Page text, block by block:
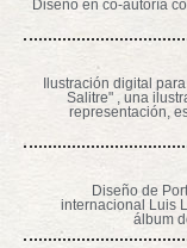
Diseño en co-autoría
Ilustración digital
Salitre" , una
representación,
Diseño de
internacional Luis
álbum